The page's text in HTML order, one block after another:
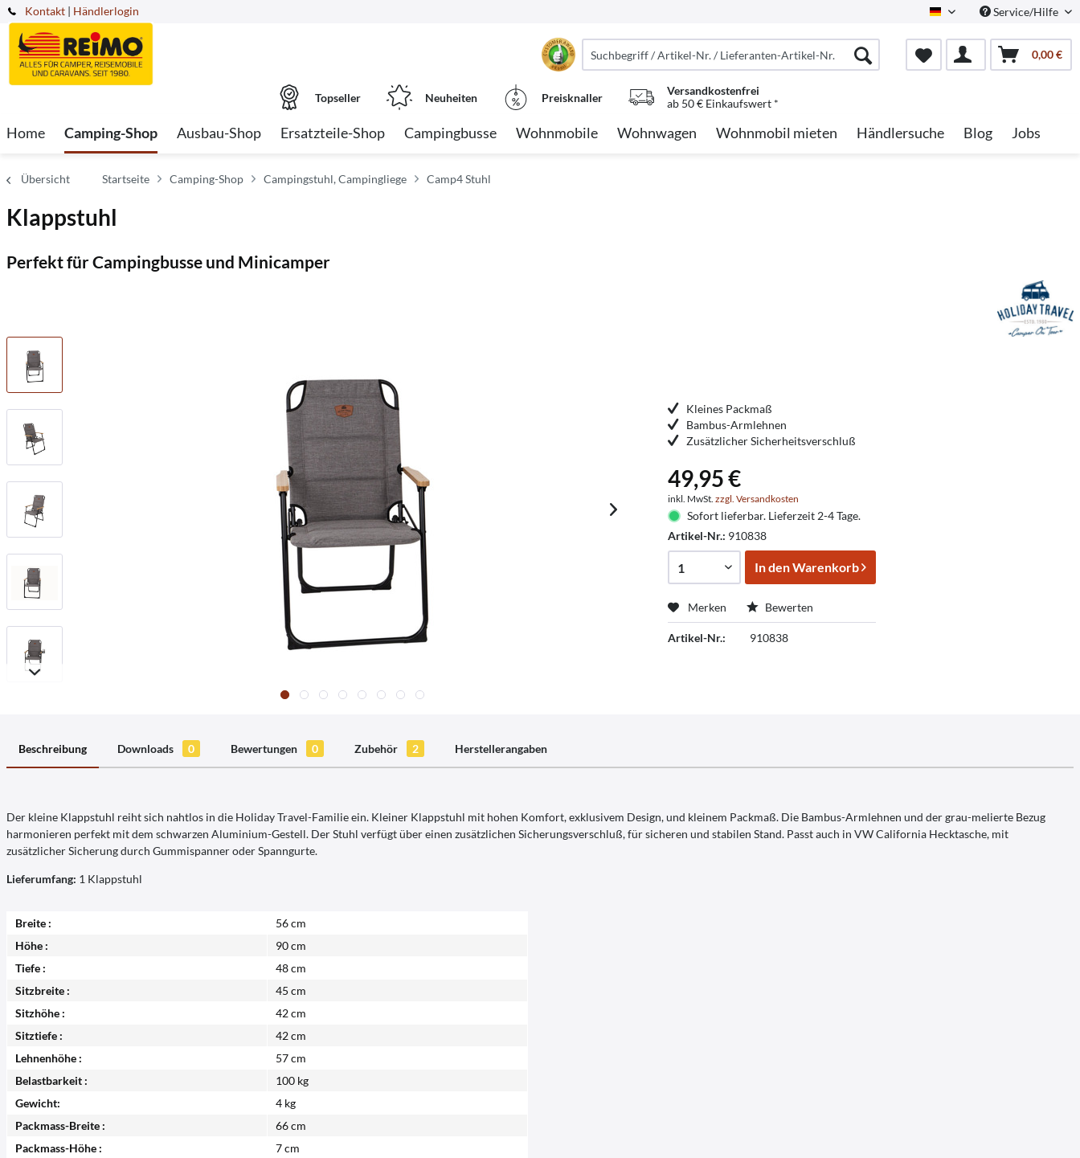
Kontakt German Service/Hilfe
| Händlerlogin
0,00 €
Topseller Neuheiten Preisknaller
Versandkostenfrei
ab 50 € Einkaufswert *
Home Camping-Shop Ausbau-Shop Ersatzteile-Shop Campingbusse Wohnmobile Wohnwagen Wohnmobil mieten Händlersuche Blog Jobs
Übersicht Startseite Camping-Shop Campingstuhl, Campingliege Camp4 Stuhl
Klappstuhl
Perfekt für Campingbusse und Minicamper
Kleines Packmaß
Bambus-Armlehnen
Zusätzlicher Sicherheitsverschluß
49,95 €
inkl. MwSt.zzgl. Versandkosten
Sofort lieferbar. Lieferzeit 2-4 Tage.
Artikel-Nr.: 910838
In denWarenkorb
Merken Bewerten
Artikel-Nr.: 910838
Beschreibung Downloads 0 Bewertungen 0 Zubehör 2 Herstellerangaben
Der kleine Klappstuhl reiht sich nahtlos in die Holiday Travel-Familie ein. Kleiner Klappstuhl mit hohen Komfort, exklusivem Design, und kleinem Packmaß. Die Bambus-Armlehnen und der grau-melierte Bezug
harmonieren perfekt mit dem schwarzen Aluminium-Gestell. Der Stuhl verfügt über einen zusätzlichen Sicherungsverschluß, für sicheren und stabilen Stand. Passt auch in VW California Hecktasche, mit
zusätzlicher Sicherung durch Gummispanner oder Spanngurte.
Lieferumfang: 1 Klappstuhl
Breite :
56 cm
Höhe :
90 cm
Tiefe :
48 cm
Sitzbreite :
45 cm
Sitzhöhe :
42 cm
Sitztiefe :
42 cm
Lehnenhöhe :
57 cm
Belastbarkeit :
100 kg
Gewicht:
4 kg
Packmass-Breite :
66 cm
Packmass-Höhe :
7 cm